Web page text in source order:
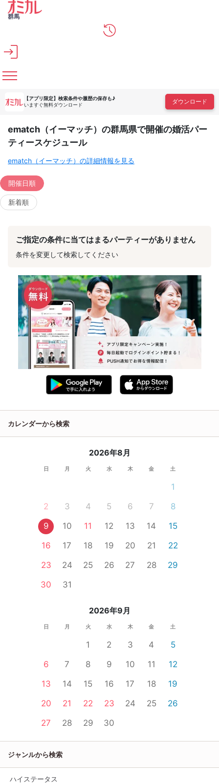
メインコンテンツへスキップ
群馬
【アプリ限定】 検索条件や履歴の保存も♪
いますぐ無料ダウンロード
ダウンロード
ematch（イーマッチ）の群馬県で開催の婚活パー
ティースケジュール
ematch（イーマッチ）の詳細情報を見る
開催日順
新着順
ご指定の条件に当てはまるパーティーがありません
条件を変更して検索してください
カレンダーから検索
2026年8月
日 月 火 水 木 金 土
1
2
3 4 5 6 7
8
9
10 11 12 13 14
15
16
17 18 19 20 21
22
23
24 25 26 27 28
29
30
31
2026年9月
日 月 火 水 木 金 土
1 2 3 4
5
6
7 8 9 10 11
12
13
14 15 16 17 18
19
20
21 22 23 24 25
26
27
28 29 30
ジャンルから検索
ハイステータス